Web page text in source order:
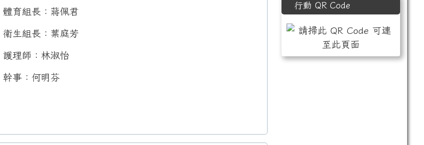
體育組長：蔣佩君
衛生組長：葉庭芳
護理師：林淑怡
幹事：何明芬
行動 QR Code